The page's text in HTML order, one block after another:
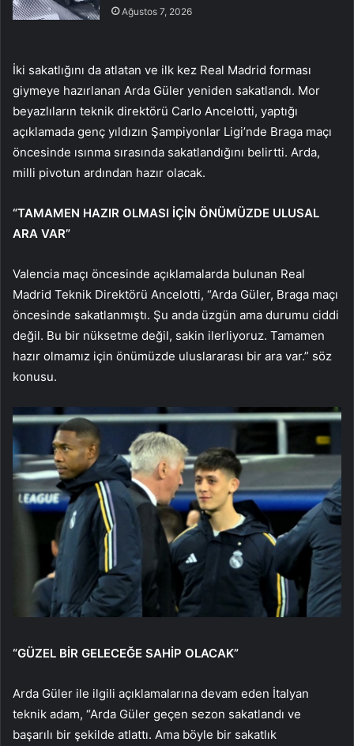
Ağustos 7, 2026
İki sakatlığını da atlatan ve ilk kez Real Madrid forması
giymeye hazırlanan Arda Güler yeniden sakatlandı. Mor
beyazlıların teknik direktörü Carlo Ancelotti, yaptığı
açıklamada genç yıldızın Şampiyonlar Ligi’nde Braga maçı
öncesinde ısınma sırasında sakatlandığını belirtti. Arda,
milli pivotun ardından hazır olacak.
“TAMAMEN HAZIR OLMASI İÇİN ÖNÜMÜZDE ULUSAL
ARA VAR”
Valencia maçı öncesinde açıklamalarda bulunan Real
Madrid Teknik Direktörü Ancelotti, “Arda Güler, Braga maçı
öncesinde sakatlanmıştı. Şu anda üzgün ama durumu ciddi
değil. Bu bir nüksetme değil, sakin ilerliyoruz. Tamamen
hazır olmamız için önümüzde uluslararası bir ara var.” söz
konusu.
“GÜZEL BİR GELECEĞE SAHİP OLACAK”
Arda Güler ile ilgili açıklamalarına devam eden İtalyan
teknik adam, “Arda Güler geçen sezon sakatlandı ve
başarılı bir şekilde atlattı. Ama böyle bir sakatlık